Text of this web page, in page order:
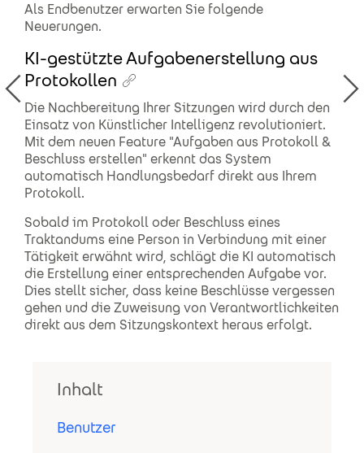
Als Endbenutzer erwarten Sie folgende
Neuerungen.
KI-gestützte Aufgabenerstellung aus
Protokollen
Die Nachbereitung Ihrer Sitzungen wird durch den
Einsatz von Künstlicher Intelligenz revolutioniert.
Mit dem neuen Feature "Aufgaben aus Protokoll &
Beschluss erstellen" erkennt das System
automatisch Handlungsbedarf direkt aus Ihrem
Protokoll.
Sobald im Protokoll oder Beschluss eines
Traktandums eine Person in Verbindung mit einer
Tätigkeit erwähnt wird, schlägt die KI automatisch
die Erstellung einer entsprechenden Aufgabe vor.
Dies stellt sicher, dass keine Beschlüsse vergessen
gehen und die Zuweisung von Verantwortlichkeiten
direkt aus dem Sitzungskontext heraus erfolgt.
Inhalt
Benutzer